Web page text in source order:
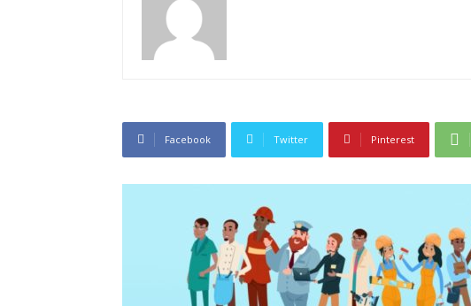
Facebook Twitter Pinterest